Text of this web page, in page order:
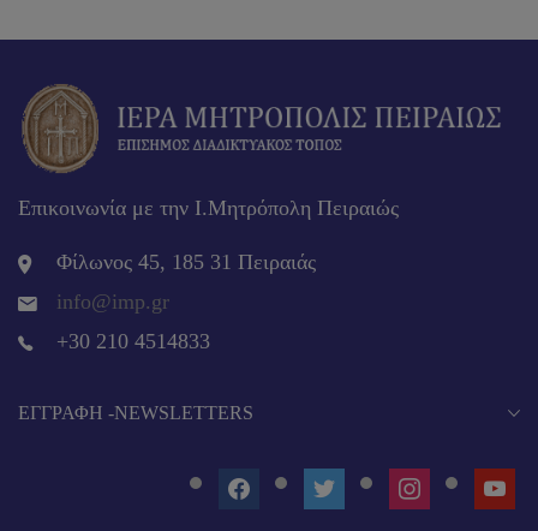
Επικοινωνία με την Ι.Μητρόπολη Πειραιώς
Φίλωνος 45, 185 31 Πειραιάς
info@imp.gr
+30 210 4514833
EΓΓΡΑΦΉ -NEWSLETTERS
FACEBOOKTWITTER INSTAGRAM